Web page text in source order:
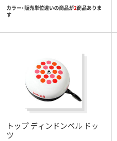
カラー・販売単位違いの商品が2商品ありま
す
トップ ディンドンベル ドッ
ツ